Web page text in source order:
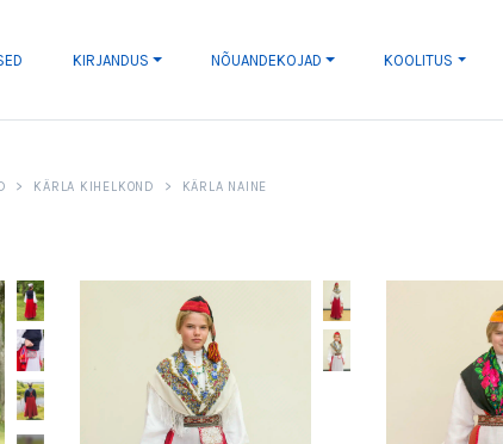
KIRJANDUS NÕUANDEKOJAD KOOLITUS
KÄRLA KIHELKOND KÄRLA NAINE